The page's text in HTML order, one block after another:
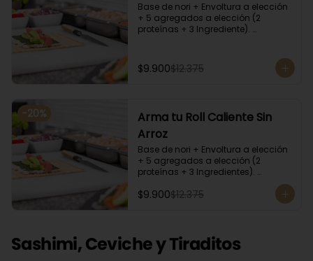
Base de nori + Envoltura a elección
+ 5 agregados a elección (2
proteínas + 3 Ingrediente).
relleno palta y/o queso crema para
que el roll pueda compactar y ser
$9.900$12.375
-20%
Arma tu Roll Caliente Sin
Arroz
Base de nori + Envoltura a elección
+ 5 agregados a elección (2
proteínas + 3 Ingredientes).
Acompañado con salsa de soya.
Recomendamos incluir en el relleno
palta y/o queso crema para que el
$9.900$12.375
Sashimi, Ceviche y Tiraditos